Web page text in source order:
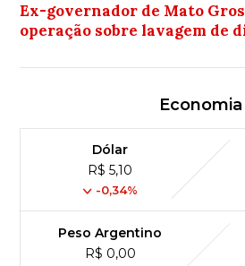
Ex-governador de Mato
operação sobre lavagem de
Economia
Dólar
R$ 5,10
-0,34%
Peso Argentino
R$ 0,00